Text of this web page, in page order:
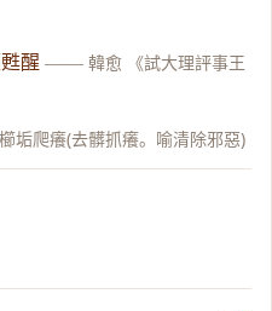
醒 —— 韓愈 《試大理評事王
垢爬癢(去髒抓癢。喻清除邪惡)